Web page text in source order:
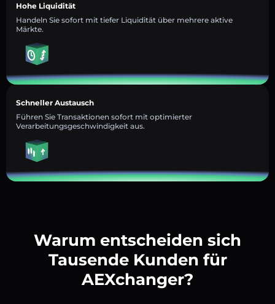
Hohe Liquidität
Handeln Sie sofort mit tiefer Liquidität über mehrere aktive
Märkte.
Schneller Austausch
Führen Sie Transaktionen sofort mit optimierter
Verarbeitungsgeschwindigkeit aus.
Warum entscheiden sich
Tausende Kunden für
AEXchanger?